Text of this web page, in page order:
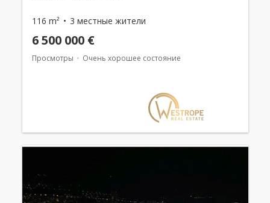
116 m² 3 местные жители
6 500 000 €
Просмотры Очень хорошее состояние